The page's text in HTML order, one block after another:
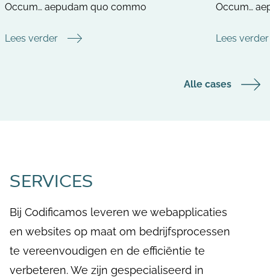
Occum… aepudam quo commo
Lees verder
Occum…
Lees verder
Alle cases
SERVICES
Bij Codificamos leveren we webapplicaties
en websites op maat om bedrijfsprocessen
te vereenvoudigen en de efficiëntie te
verbeteren. We zijn gespecialiseerd in